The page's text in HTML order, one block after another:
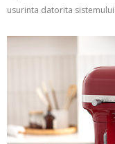
usurinta datorita